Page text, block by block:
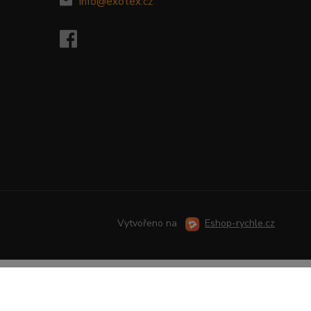
Vytvořeno na Eshop-rychle.cz